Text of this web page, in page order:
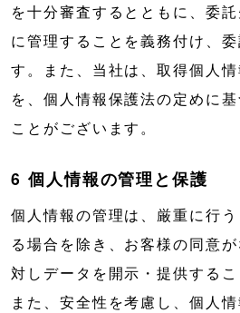
を十分審査するとともに、委
に管理することを義務付け、
す。また、当社は、取得個人
を、個人情報保護法の定めに
ことがございます。
6 個人情報の管理と保護
個人情報の管理は、厳重に行
る場合を除き、お客様の同意
対しデータを開示・提供するこ
また、安全性を考慮し、個人